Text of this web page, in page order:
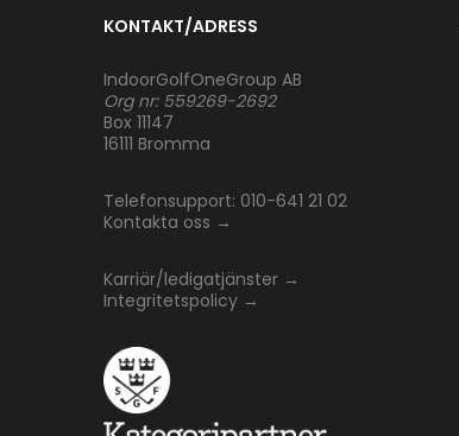
KONTAKT/ADRESS
IndoorGolfOneGroup AB
Org nr: 559269-2692
Box 11147
16111 Bromma
Telefonsupport: 010-641 21 02
Kontakta oss →
Karriär/ledigatjänster →
Integritetspolicy →